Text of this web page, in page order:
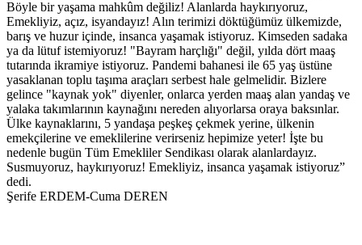
Böyle bir yaşama mahkûm değiliz! Alanlarda haykırıyoruz,
Emekliyiz, açız, isyandayız! Alın terimizi döktüğümüz ülkemizde,
barış ve huzur içinde, insanca yaşamak istiyoruz. Kimseden sadaka
ya da lütuf istemiyoruz! "Bayram harçlığı" değil, yılda dört maaş
tutarında ikramiye istiyoruz. Pandemi bahanesi ile 65 yaş üstüne
yasaklanan toplu taşıma araçları serbest hale gelmelidir. Bizlere
gelince "kaynak yok" diyenler, onlarca yerden maaş alan yandaş ve
yalaka takımlarının kaynağını nereden alıyorlarsa oraya baksınlar.
Ülke kaynaklarını, 5 yandaşa peşkeş çekmek yerine, ülkenin
emekçilerine ve emeklilerine verirseniz hepimize yeter! İşte bu
nedenle bugün Tüm Emekliler Sendikası olarak alanlardayız.
Susmuyoruz, haykırıyoruz! Emekliyiz, insanca yaşamak istiyoruz”
dedi.
Şerife ERDEM-Cuma DEREN